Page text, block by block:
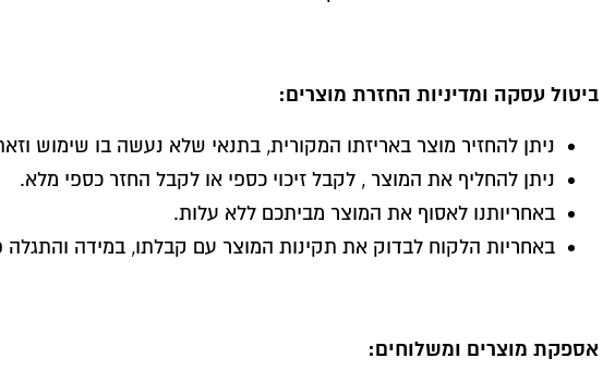
ביטול עסקה ומדיניות החזרת מוצרים:
ניתן להחזיר מוצר באריזתו המקורית, בתנאי שלא נעשה בו שימוש וזאת עד 15 ימים מיום
ניתן להחליף את המוצר , לקבל זיכוי כספי או לקבל החזר כספי מלא.
באחריותנו לאסוף את המוצר מביתכם ללא עלות.
באחריות הלקוח לבדוק את תקינות המוצר עם קבלתו, במידה והתגלה פגם במוצר, יש לעדכן אותנו עד 15 ימים
אספקת מוצרים ומשלוחים: